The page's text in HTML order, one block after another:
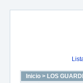
Inicio > LOS